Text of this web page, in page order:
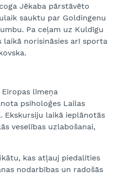
Jēkaba pārstāvēto
sauktu par Goldingenu
Pa ceļam uz Kuldīgu
laikā norisināsies arī sporta
līmeņa
psiholoģes Lailas
Ekskursiju laikā ieplānotās
veselības uzlabošanai,
kas atļauj piedalīties
nodarbības un radošās